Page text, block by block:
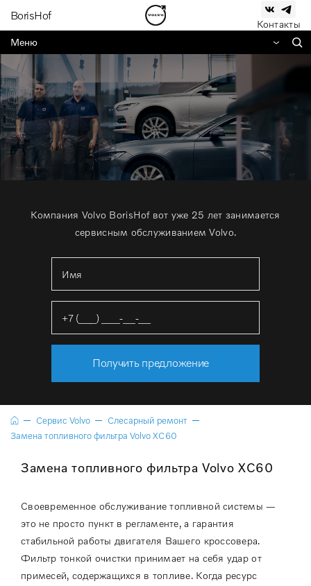
BorisHof
Контакты
Меню
Компания Volvo BorisHof вот уже 25 лет занимается
сервисным обслуживанием Volvo.
Получить предложение
Сервис Volvo
Слесарный ремонт
Замена топливного фильтра Volvo XC60
Замена топливного фильтра Volvo XC60
Своевременное обслуживание топливной системы —
это не просто пункт в регламенте, а гарантия
стабильной работы двигателя Вашего кроссовера.
Фильтр тонкой очистки принимает на себя удар от
примесей, содержащихся в топливе. Когда ресурс